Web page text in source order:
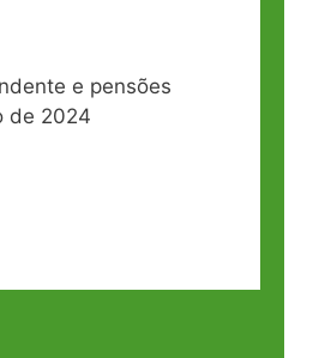
e pensões
de 2024